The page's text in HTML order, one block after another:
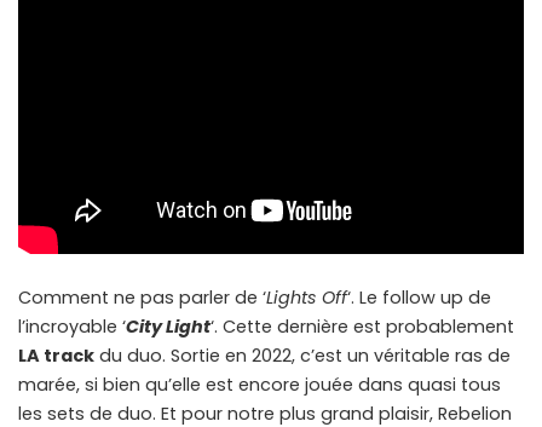
Comment ne pas parler de ‘Lights Off‘. Le follow up de
l’incroyable ‘City Light‘. Cette dernière est probablement
LA track du duo. Sortie en 2022, c’est un véritable ras de
marée, si bien qu’elle est encore jouée dans quasi tous
les sets de duo. Et pour notre plus grand plaisir, Rebelion